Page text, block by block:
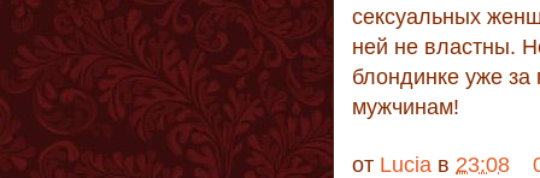
сексуальных
ней не властны.
блондинке уже за
мужчинам!
от Lucia в 23:08